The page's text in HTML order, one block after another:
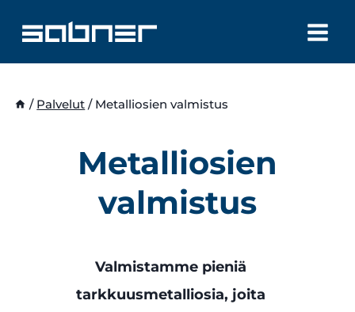
sisältöön
/ Palvelut / Metalliosien valmistus
Metalliosien
valmistus
Valmistamme pieniä
tarkkuusmetalliosia, joita